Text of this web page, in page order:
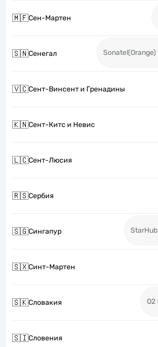
🇲🇫Сен-Мартен
🇸🇳Сенегал Sonatel(Orange)
🇻🇨Сент-Винсент и Гренадины
🇰🇳Сент-Китс и Невис
🇱🇨Сент-Люсия
🇷🇸Сербия
🇸🇬Сингапур StarHub
🇸🇽Синт-Мартен
🇸🇰Словакия O2
🇸🇮Словения